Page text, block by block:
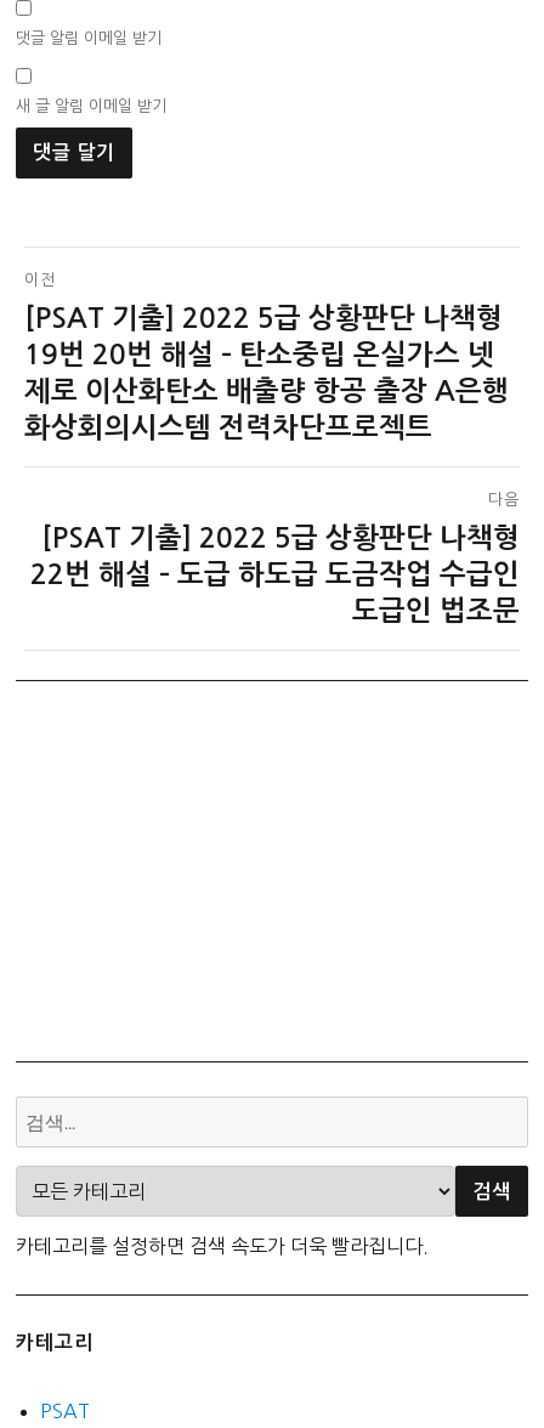
댓글 알림 이메일 받기
새 글 알림 이메일 받기
글
탐
색
이전
이
전
글:
[PSAT 기출] 2022 5급 상황판단 나책형
19번 20번 해설 – 탄소중립 온실가스 넷
제로 이산화탄소 배출량 항공 출장 A은행
화상회의시스템 전력차단프로젝트
다음
음
[PSAT 기출] 2022 5급 상황판단 나책형
22번 해설 – 도급 하도급 도금작업 수급인
도급인 법조문
카테고리를 설정하면 검색 속도가 더욱 빨라집니다.
카테고리
PSAT